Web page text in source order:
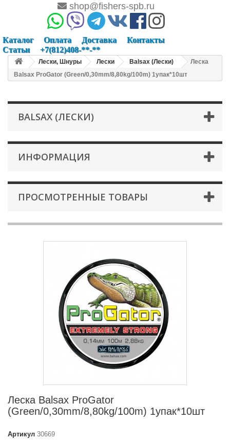
shop@fishers-spb.ru
Каталог Оплата Доставка
Контакты
Статьи
+7(812)408-**-**
Лески, Шнуры Лески Balsax (Лески)
Леска
Balsax ProGator (Green/0,30mm/8,80kg/100m) 1упак*10шт
BALSAX (ЛЕСКИ)
ИНФОРМАЦИЯ
ПРОСМОТРЕННЫЕ ТОВАРЫ
Леска Balsax ProGator
(Green/0,30mm/8,80kg/100m) 1упак*10шт
Артикул 30669